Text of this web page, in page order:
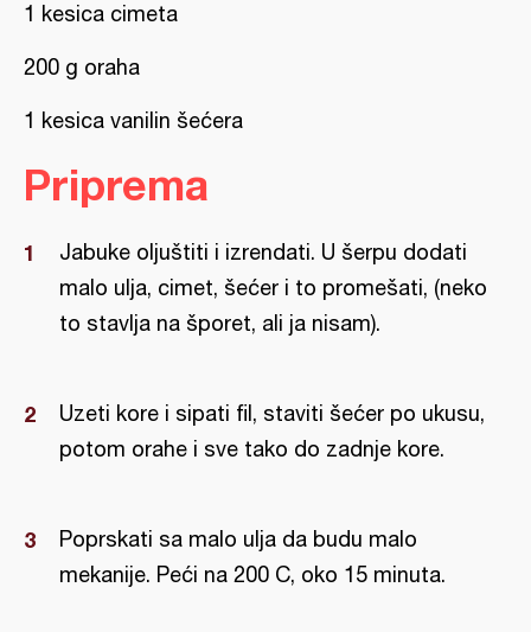
1 kesica cimeta
200 g oraha
1 kesica vanilin šećera
Priprema
Jabuke oljuštiti i izrendati. U šerpu dodati
malo ulja, cimet, šećer i to promešati, (neko
to stavlja na šporet, ali ja nisam).
Uzeti kore i sipati fil, staviti šećer po ukusu,
potom orahe i sve tako do zadnje kore.
Poprskati sa malo ulja da budu malo
mekanije. Peći na 200 C, oko 15 minuta.